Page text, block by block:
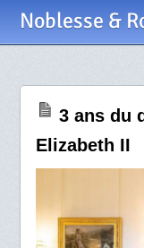
Noblesse &
3 ans du
Elizabeth II